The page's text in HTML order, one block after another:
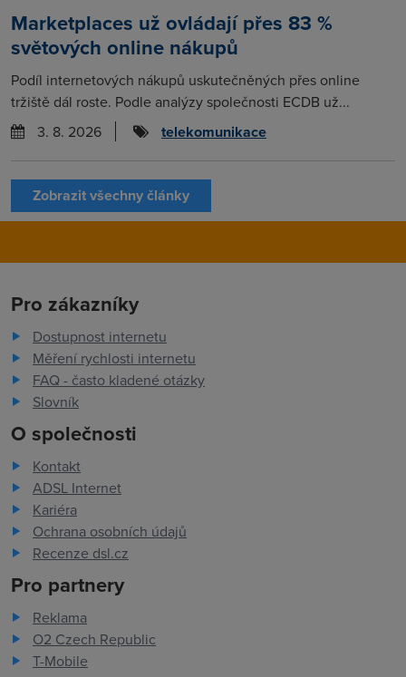
Marketplaces už ovládají přes 83 %
světových online nákupů
Podíl internetových nákupů uskutečněných přes online
tržiště dál roste. Podle analýzy společnosti ECDB už...
3. 8. 2026
telekomunikace
Zobrazit všechny články
Pro zákazníky
Dostupnost internetu
Měření rychlosti internetu
FAQ - často kladené otázky
Slovník
O společnosti
Kontakt
ADSL Internet
Kariéra
Ochrana osobních údajů
Recenze dsl.cz
Pro partnery
Reklama
O2 Czech Republic
T-Mobile